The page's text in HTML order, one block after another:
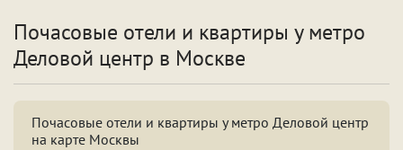
Квартиры
Почасовые отели и квартиры у метро
Деловой центр в Москве
Почасовые отели и квартиры у метро Деловой центр
на карте Москвы